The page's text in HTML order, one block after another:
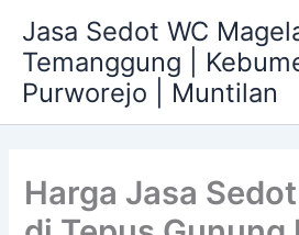
content
Jasa Sedot WC
Temanggung |
Purworejo | Muntilan
Harga Jasa